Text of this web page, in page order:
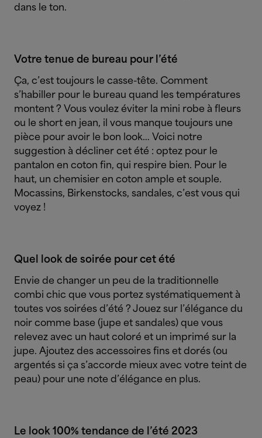
dans le ton.
Votre tenue de bureau pour l’été
Ça, c’est toujours le casse-tête. Comment
s’habiller pour le bureau quand les températures
montent ? Vous voulez éviter la mini robe à fleurs
ou le short en jean, il vous manque toujours une
pièce pour avoir le bon look… Voici notre
suggestion à décliner cet été : optez pour le
pantalon en coton fin, qui respire bien. Pour le
haut, un chemisier en coton ample et souple.
Mocassins, Birkenstocks, sandales, c’est vous qui
voyez !
Quel look de soirée pour cet été
Envie de changer un peu de la traditionnelle
combi chic que vous portez systématiquement à
toutes vos soirées d’été ? Jouez sur l’élégance du
noir comme base (jupe et sandales) que vous
relevez avec un haut coloré et un imprimé sur la
jupe. Ajoutez des accessoires fins et dorés (ou
argentés si ça s’accorde mieux avec votre teint de
peau) pour une note d’élégance en plus.
Le look 100% tendance de l’été 2023